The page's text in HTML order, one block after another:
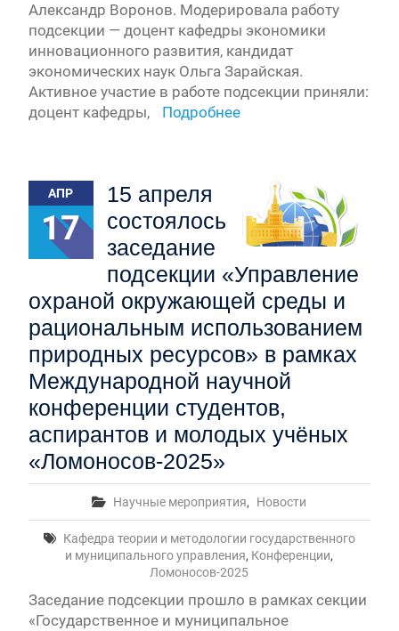
Александр Воронов. Модерировала работу
подсекции — доцент кафедры экономики
инновационного развития, кандидат
экономических наук Ольга Зарайская.
Активное участие в работе подсекции приняли:
доцент кафедры,
Подробнее
АПР
17
15 апреля
состоялось
заседание
подсекции «Управление
охраной окружающей среды и
рациональным использованием
природных ресурсов» в рамках
Международной научной
конференции студентов,
аспирантов и молодых учёных
«Ломоносов-2025»
Научные мероприятия, Новости
Кафедра теории и методологии государственного
и муниципального управления, Конференции,
Ломоносов-2025
Заседание подсекции прошло в рамках секции
«Государственное и муниципальное